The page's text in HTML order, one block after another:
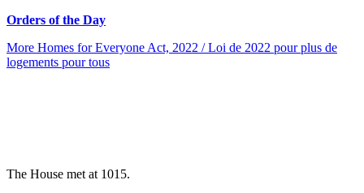
Orders of the Day
More Homes for Everyone Act, 2022 / Loi de 2022 pour plus de
logements pour tous
The House met at 1015.